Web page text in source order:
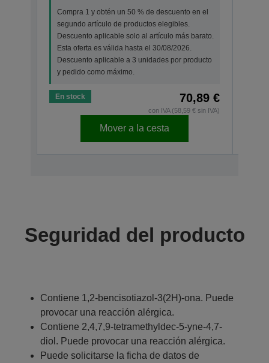
Compra 1 y obtén un 50 % de descuento en el
segundo artículo de productos elegibles.
Descuento aplicable solo al artículo más barato.
Esta oferta es válida hasta el 30/08/2026.
Descuento aplicable a 3 unidades por producto
y pedido como máximo.
En stock 70,89 €
con IVA (58,59 € sin IVA)
Mover a la cesta
Seguridad del producto
Contiene 1,2-bencisotiazol-3(2H)-ona. Puede
provocar una reacción alérgica.
Contiene 2,4,7,9-tetramethyldec-5-yne-4,7-
diol. Puede provocar una reacción alérgica.
Puede solicitarse la ficha de datos de